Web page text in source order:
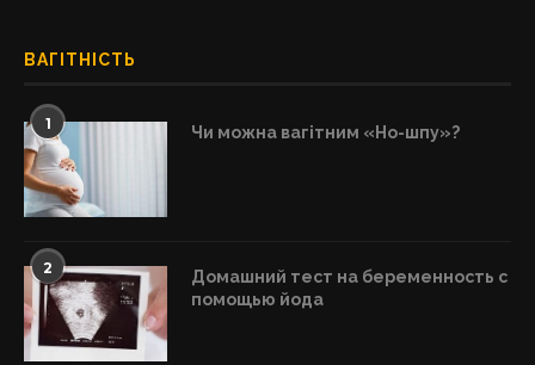
ВАГІТНІСТЬ
1 Чи можна вагітним «Но-шпу»?
2
Домашний тест на беременность с
помощью йода